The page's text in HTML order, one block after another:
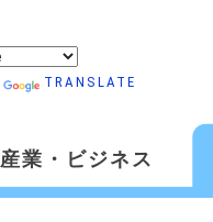
TRANSLATE
産業・ビジネス